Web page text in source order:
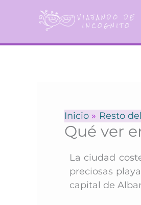
contenido
Inicio Resto
Qué ver
La ciudad
preciosas
capital de